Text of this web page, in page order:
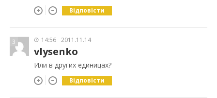
Відповісти
3 14:56 2011.11.14
vlysenko
Или в других единицах?
Відповісти